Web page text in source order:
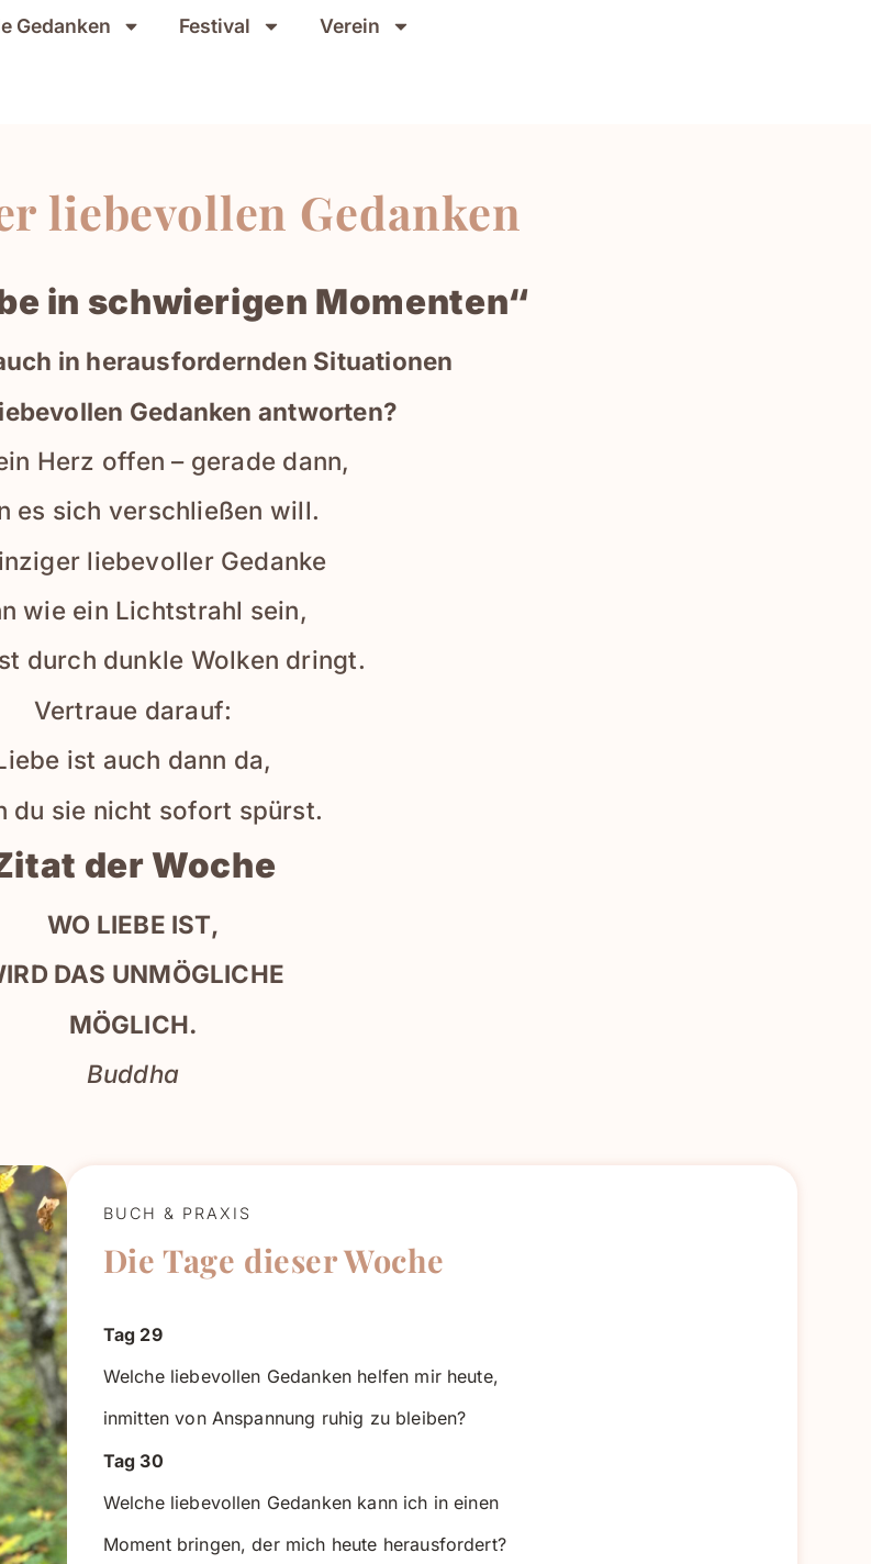
Gedanken Festival Verein
liebevollen Gedanken
in schwierigen Momenten“
in herausfordernden Situationen
Gedanken antworten?
Herz offen – gerade dann,
es sich verschließen will.
liebevoller Gedanke
wie ein Lichtstrahl sein,
durch dunkle Wolken dringt.
Vertraue darauf:
ist auch dann da,
du sie nicht sofort spürst.
der Woche
WO LIEBE IST,
DAS UNMÖGLICHE
MÖGLICH.
Buddha
BUCH & PRAXIS
Die Tage dieser Woche
Tag 29
Welche liebevollen Gedanken helfen mir heute,
inmitten von Anspannung ruhig zu bleiben?
Tag 30
Welche liebevollen Gedanken kann ich in einen
Moment bringen, der mich heute herausfordert?